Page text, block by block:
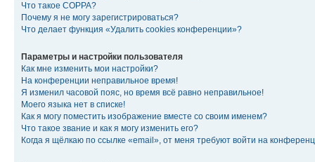
Что такое COPPA?
Почему я не могу зарегистрироваться?
Что делает функция «Удалить cookies конференции»?
Параметры и настройки пользователя
Как мне изменить мои настройки?
На конференции неправильное время!
Я изменил часовой пояс, но время всё равно неправильное!
Моего языка нет в списке!
Как я могу поместить изображение вместе со своим именем?
Что такое звание и как я могу изменить его?
Когда я щёлкаю по ссылке «email», от меня требуют войти на